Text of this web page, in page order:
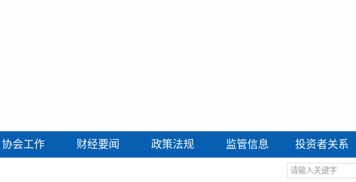
协会工作 财经要闻 政策法规 监管信息 投资者关系